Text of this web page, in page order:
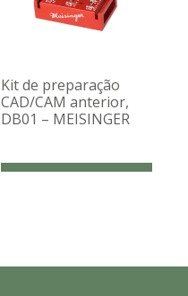
Kit de preparação
CAD/CAM anterior,
DB01 – MEISINGER